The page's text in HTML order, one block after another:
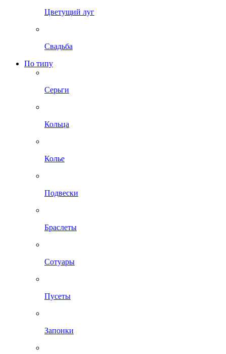
Цветущий луг
Свадьба
По типу
Серьги
Кольца
Колье
Подвески
Браслеты
Сотуары
Пусеты
Запонки